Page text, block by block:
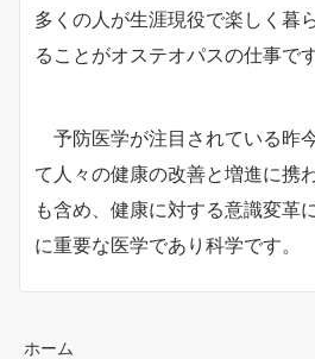
多くの人が生涯現役で楽しく暮
ることがオステオパスの仕事です
予防医学が注目されている昨
て人々の健康の改善と増進に携
も含め、健康に対する意識変革
に重要な医学であり科学です。
ホーム